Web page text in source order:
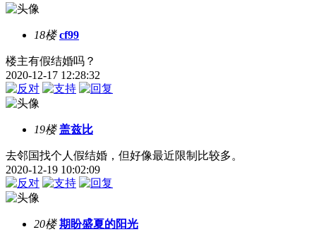
18楼 cf99
楼主有假结婚吗？
2020-12-17 12:28:32
19楼 盖兹比
去邻国找个人假结婚，但好像最近限制比较多。
2020-12-19 10:02:09
20楼 期盼盛夏的阳光